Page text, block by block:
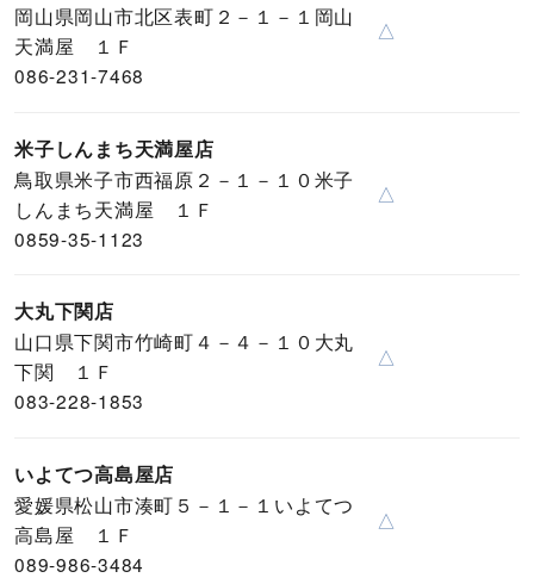
岡山県岡山市北区表町２－１－１岡山
天満屋 １Ｆ
086-231-7468
△
米子しんまち天満屋店
鳥取県米子市西福原２－１－１０米子
しんまち天満屋 １Ｆ
0859-35-1123
△
大丸下関店
山口県下関市竹崎町４－４－１０大丸
下関 １Ｆ
083-228-1853
△
いよてつ高島屋店
愛媛県松山市湊町５－１－１いよてつ
高島屋 １Ｆ
089-986-3484
△